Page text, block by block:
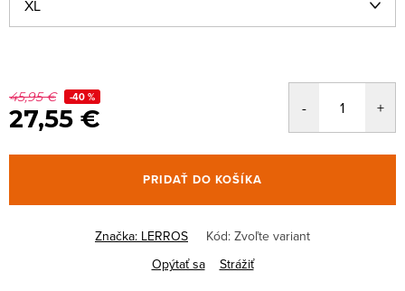
45,95 € -40 %
27,55 €
PRIDAŤ DO KOŠÍKA
Značka: LERROS Kód: Zvoľte variant
Opýtať sa
Strážiť